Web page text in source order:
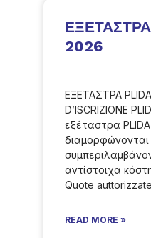
2026
ΕΞΕΤΑΣΤΡΑ
D’ISCRIZIONE
εξέταστρα
αντίστοιχα
Quote
READ MORE »